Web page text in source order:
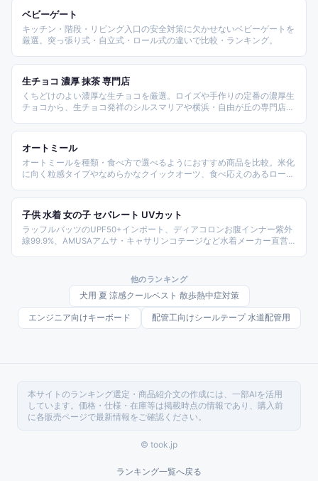
ベビーゲート
キッチン・階段・リビング入口の安全対策に欠かせないベビーゲートを
厳選。突っ張り式・自立式・ロール式の違いで比較・ランキング。
生チョコ 濃厚 抹茶 専門店
くちどけのよい濃厚な生チョコを厳選。ロイズや手作りの定番の濃厚生
チョコから、生チョコ発祥のシルスマリアや横浜・自由が丘の専門店、
で、定番か専門店か抹茶かを基準に、カカオや産地・フレーバーの違い
オートミール
オートミールを種類・食べ方で選べるようにおすすめ商品を比較。米化
に向く粒感タイプやなめらかなクイックオーツ、食べ応えのあるロール
で、目的別に選べるオートミールを紹介します。
子供 水着 女の子 セパレート UVカット
ラッフルバッツのUPF50+インポート、ディアコロンお腹インナー紫外
線99.9%、AMUSAアムサ・キャサリンコテージなど水着メーカー直営
イミング教室・夏祭り向け女児セパレート水着選び方ガイドです。
他のランキング
犬用 夏 涼感クールベスト 散歩熱中症対策
エンジニア向けキーボード 配管工向けシールテープ 水道配管用
本サイトのランキング選定・商品紹介文の作成には、一部AIを活用
しています。価格・仕様・在庫等は掲載時点の情報であり、購入前
に各販売ページで最新情報をご確認ください。
© took.jp
ランキング一覧へ戻る